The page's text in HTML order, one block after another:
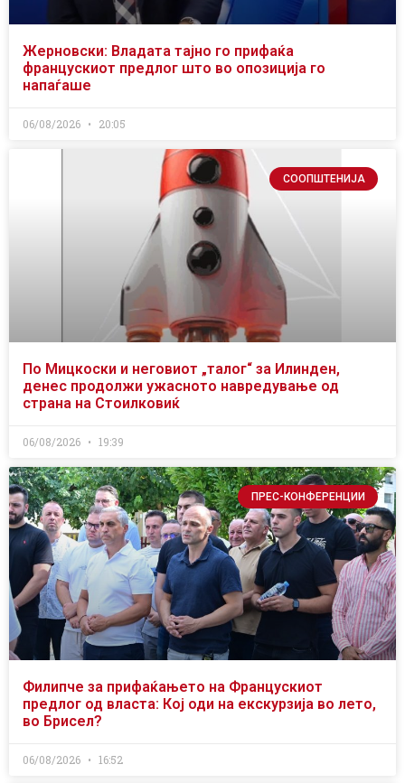
Жерновски: Владата тајно го прифаќа
францускиот предлог што во опозиција го
напаѓаше
06/08/2026 20:05
СООПШТЕНИЈА
По Мицкоски и неговиот „талог“ за Илинден,
денес продолжи ужасното навредување од
страна на Стоилковиќ
06/08/2026 19:39
ПРЕС-КОНФЕРЕНЦИИ
Филипче за прифаќањето на Францускиот
предлог од власта: Кој оди на екскурзија во лето,
во Брисел?
06/08/2026 16:52